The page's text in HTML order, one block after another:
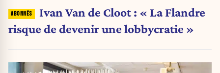
Ivan Van de Cloot : « La Flandre
risque de devenir une lobbycratie »